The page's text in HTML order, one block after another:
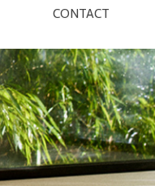
CONTACT